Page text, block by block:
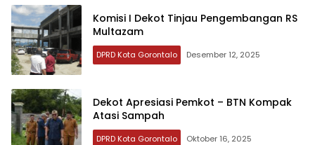
Komisi I Dekot Tinjau Pengembangan RS
Multazam
DPRD Kota Gorontalo Desember 12, 2025
Dekot Apresiasi Pemkot – BTN Kompak
Atasi Sampah
DPRD Kota Gorontalo Oktober 16, 2025